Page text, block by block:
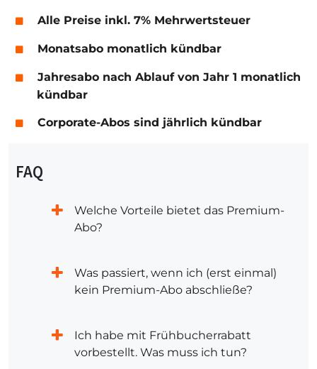
Alle Preise inkl. 7% Mehrwertsteuer
Monatsabo monatlich kündbar
Jahresabo nach Ablauf von Jahr 1 monatlich
kündbar
Corporate-Abos sind jährlich kündbar
FAQ
Welche Vorteile bietet das Premium-
Abo?
Was passiert, wenn ich (erst einmal)
kein Premium-Abo abschließe?
Ich habe mit Frühbucherrabatt
vorbestellt. Was muss ich tun?